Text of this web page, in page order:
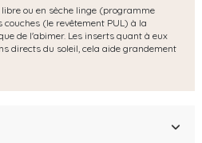
ou en sèche linge (programme
(le revêtement PUL) à la
de l'abimer. Les inserts quant à eux
directs du soleil, cela aide grandement